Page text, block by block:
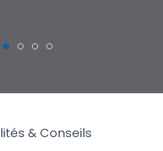
& Conseils